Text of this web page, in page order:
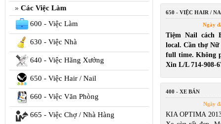
Các Việc Làm
600 - Việc Làm
630 - Việc Nhà
640 - Việc Hãng Xưởng
650 - Việc Hair / Nail
660 - Việc Văn Phòng
665 - Việc Chợ / Nhà Hàng
650 - VIỆC HAIR /
Ngày
Tiệm Nail cách
local. Cần thợ Nữ
full time. Không
Xin L/L 714-908-
400 - XE BÁN
Ngày
KIA OPTIMA